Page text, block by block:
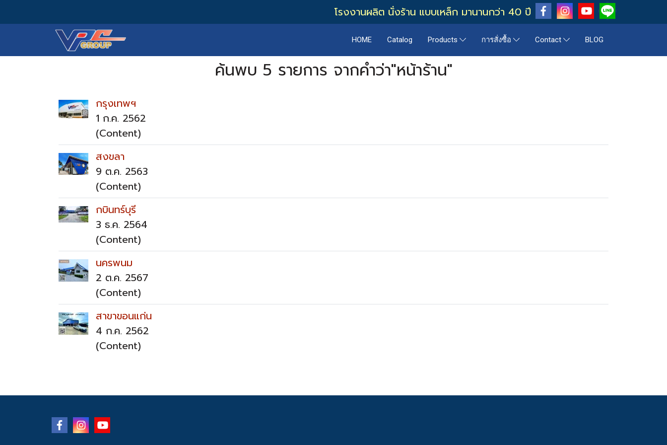
โรงงานผลิต นั่งร้าน แบบเหล็ก มานานกว่า 40 ปี
HOME Catalog Products การสั่งซื้อ Contact BLOG
ค้นพบ 5 รายการ จากคำว่า"หน้าร้าน"
กรุงเทพฯ
1 ก.ค. 2562
(Content)
สงขลา
9 ต.ค. 2563
(Content)
กบินทร์บุรี
3 ธ.ค. 2564
(Content)
นครพนม
2 ต.ค. 2567
(Content)
สาขาขอนแก่น
4 ก.ค. 2562
(Content)